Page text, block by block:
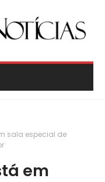
sala especial de
em